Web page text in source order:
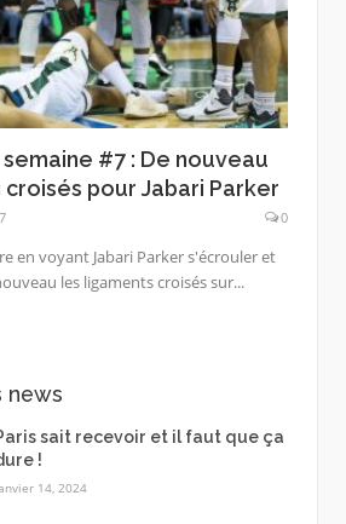
semaine #7 : De nouveau
pour Jabari Parker
0
en voyant Jabari Parker s'écrouler et
les ligaments croisés sur...
news
sait recevoir et il faut que ça
!
14, 2024